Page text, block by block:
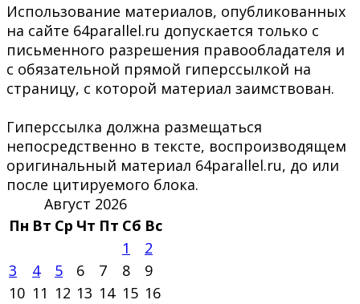
Использование материалов, опубликованных
на сайте 64parallel.ru допускается только с
письменного разрешения правообладателя и
с обязательной прямой гиперссылкой на
страницу, с которой материал заимствован.
Гиперссылка должна размещаться
непосредственно в тексте, воспроизводящем
оригинальный материал 64parallel.ru, до или
после цитируемого блока.
Август 2026
Пн Вт Ср Чт Пт Сб Вс
1
2
3
4 5 6 7 8
9
10 11 12 13 14 15 16